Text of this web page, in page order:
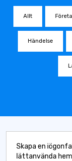
Allt
Händelse
Skapa en
lättanvända